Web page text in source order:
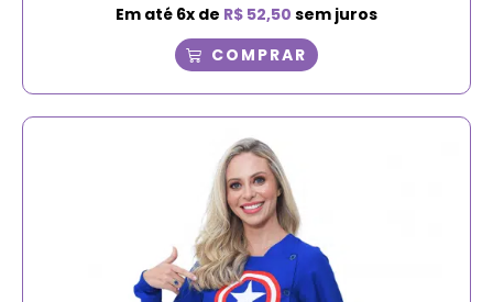
Em até 6x de R$ 52,50 sem juros
COMPRAR